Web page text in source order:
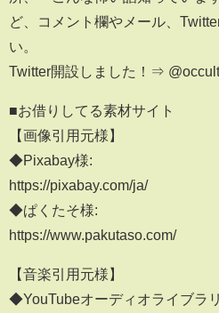
ど、コメント欄やメール、
い。
Twitter開設しました！⇒
■お借りしてる素材サイト
【画像引用元様】
◆Pixabay様:
https://pixabay.com/ja/
◆ぱくたそ様:
https://www.pakutaso.com/
【音楽引用元様】
◆YouTubeオーディオライブラ